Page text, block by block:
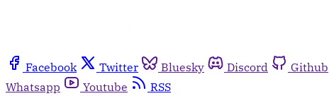
Facebook Twitter Bluesky Discord Github
Whatsapp
Youtube
RSS